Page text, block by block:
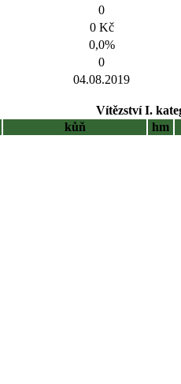
0
0 Kč
0,0%
0
04.08.2019
Vítězství I.
kůň hm